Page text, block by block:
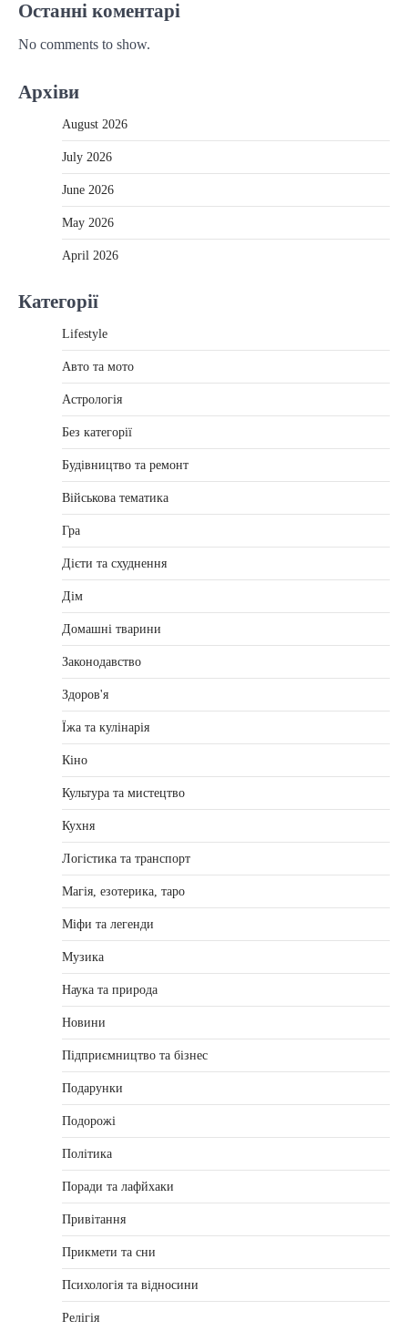
Останні коментарі
No comments to show.
Архіви
August 2026
July 2026
June 2026
May 2026
April 2026
Категорії
Lifestyle
Авто та мото
Астрологія
Без категорії
Будівництво та ремонт
Військова тематика
Гра
Дієти та схуднення
Дім
Домашні тварини
Законодавство
Здоров'я
Їжа та кулінарія
Кіно
Культура та мистецтво
Кухня
Логістика та транспорт
Магія, езотерика, таро
Міфи та легенди
Музика
Наука та природа
Новини
Підприємництво та бізнес
Подарунки
Подорожі
Політика
Поради та лафйхаки
Привітання
Прикмети та сни
Психологія та відносини
Релігія